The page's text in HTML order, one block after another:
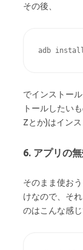
その後、
adb install
でインストー
トールしたい
Zとか)はイン
6. アプリの
そのまま使お
けなので、そ
のはこんな感じ